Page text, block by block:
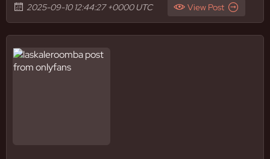
2025-09-10 12:44:27 +0000 UTC
View Post